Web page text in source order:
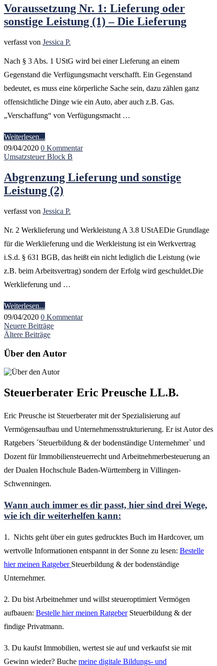
Voraussetzung Nr. 1: Lieferung oder
sonstige Leistung (1) – Die Lieferung
verfasst von Jessica P.
Nach § 3 Abs. 1 UStG wird bei einer Lieferung an einem
Gegenstand die Verfügungsmacht verschafft. Ein Gegenstand
bedeutet, es muss eine körperliche Sache sein, dazu zählen ganz
offensichtliche Dinge wie ein Auto, aber auch z.B. Gas.
„Verschaffung“ von Verfügungsmacht …
Weiterlesen...
09/04/2020 0 Kommentar
Umsatzsteuer Block B
Abgrenzung Lieferung und sonstige
Leistung (2)
verfasst von Jessica P.
Nr. 2 Werklieferung und Werkleistung A 3.8 UStAEDie Grundlage
für die Werklieferung und die Werkleistung ist ein Werkvertrag
i.S.d. § 631 BGB, das heißt ein nicht lediglich die Leistung (wie
z.B. beim Arbeitsvertrag) sondern der Erfolg wird geschuldet.Die
Werklieferung und …
Weiterlesen...
09/04/2020 0 Kommentar
Neuere Beiträge
Ältere Beiträge
Über den Autor
Steuerberater Eric Preusche LL.B.
Eric Preusche ist Steuerberater mit der Spezialisierung auf
Vermögensaufbau und Unternehmensstrukturierung. Er ist Autor des
Ratgebers ´Steuerbildung & der bodenständige Unternehmer` und
Dozent für Immobiliensteuerrecht und Arbeitnehmerbesteuerung an
der Dualen Hochschule Baden-Württemberg in Villingen-
Schwenningen.
Wann auch immer es dir passt, hier sind drei Wege,
wie ich dir weiterhelfen kann:
1. Nichts geht über ein gutes gedrucktes Buch im Hardcover, um
wertvolle Informationen entspannt in der Sonne zu lesen: Bestelle
hier meinen Ratgeber Steuerbildung & der bodenständige
Unternehmer.
2. Du bist Arbeitnehmer und willst steueroptimiert Vermögen
aufbauen: Bestelle hier meinen RatgeberSteuerbildung & der
findige Privatmann.
3. Du kaufst Immobilien, wertest sie auf und verkaufst sie mit
Gewinn wieder? Buche meine digitale Bildungs- und